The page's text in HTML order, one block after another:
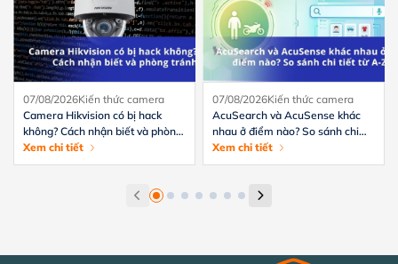
07/08/2026Kiến thức camera
Camera Hikvision có bị hack
không? Cách nhận biết và phòng
tránh hiệu quả
Xem chi tiết
07/08/2026Kiến thức camera
AcuSearch và AcuSense khác
nhau ở điểm nào? So sánh chi
tiết từ A-Z
Xem chi tiết